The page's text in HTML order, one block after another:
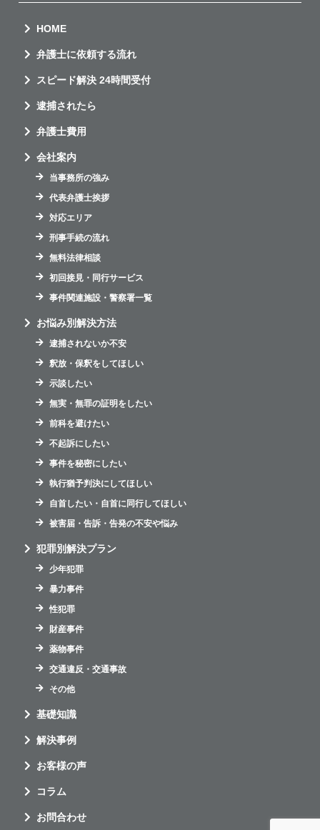
HOME
弁護士に依頼する流れ
スピード解決 24時間受付
逮捕されたら
弁護士費用
会社案内
当事務所の強み
代表弁護士挨拶
対応エリア
刑事手続の流れ
無料法律相談
初回接見・同行サービス
事件関連施設・警察署一覧
お悩み別解決方法
逮捕されないか不安
釈放・保釈をしてほしい
示談したい
無実・無罪の証明をしたい
前科を避けたい
不起訴にしたい
事件を秘密にしたい
執行猶予判決にしてほしい
自首したい・自首に同行してほしい
被害届・告訴・告発の不安や悩み
犯罪別解決プラン
少年犯罪
暴力事件
性犯罪
財産事件
薬物事件
交通違反・交通事故
その他
基礎知識
解決事例
お客様の声
コラム
お問合わせ